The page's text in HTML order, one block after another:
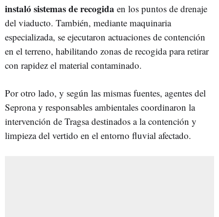
instaló sistemas de recogida en los puntos de drenaje
del viaducto. También, mediante maquinaria
especializada, se ejecutaron actuaciones de contención
en el terreno, habilitando zonas de recogida para retirar
con rapidez el material contaminado.
Por otro lado, y según las mismas fuentes, agentes del
Seprona y responsables ambientales coordinaron la
intervención de Tragsa destinados a la contención y
limpieza del vertido en el entorno fluvial afectado.